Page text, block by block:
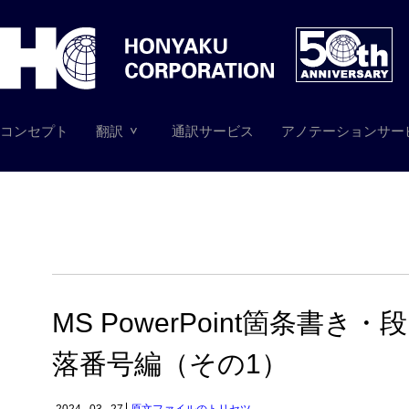
コンセプト 翻訳 通訳サービス アノテーションサー
MS PowerPoint箇条書き・段
落番号編（その1）